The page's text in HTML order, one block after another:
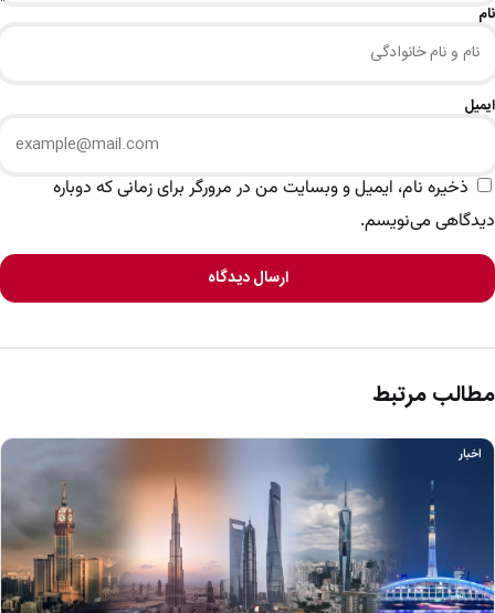
نام
ایمیل
ذخیره نام، ایمیل و وبسایت من در مرورگر برای زمانی که دوباره
دیدگاهی می‌نویسم.
ارسال دیدگاه
مطالب مرتبط
اخبار